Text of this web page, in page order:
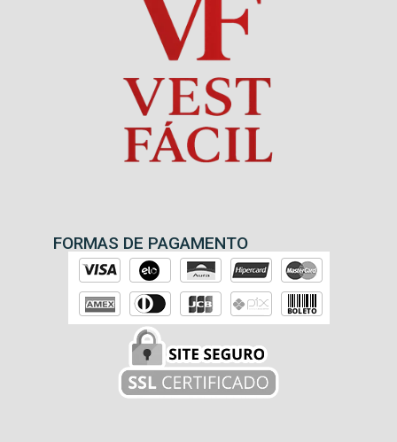
FORMAS DE PAGAMENTO